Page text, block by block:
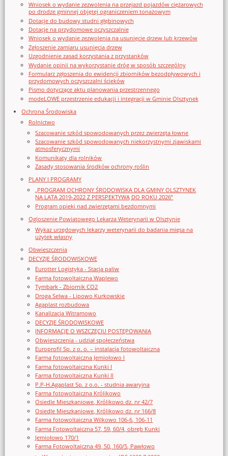
Wniosek o wydanie zezwolenia na przejazd pojazdów ciężarowych
po drodze gminnej objętej ograniczeniem tonażowym
Dotacje do budowy studni głębinowych
Dotacje na przydomowe oczyszczalnie
Wniosek o wydanie zezwolenia na usunięcie drzew lub krzewów
Zgłoszenie zamiaru usunięcia drzew
Uzgodnienie zasad korzystania z przystanków
Wydanie opinii na wykorzystanie dróg w sposób szczególny
Formularz zgłoszenia do ewidencji zbiorników bezodpływowych i
przydomowych oczyszczalni ścieków
Pismo dotyczące aktu planowania przestrzennego
modeLOWE przestrzenie edukacji i integracji w Gminie Olsztynek
Ochrona Środowiska
Rolnictwo
Szacowanie szkód spowodowanych przez zwierzęta łowne
Szacowanie szkód spowodowanych niekorzystnymi zjawiskami
atmosferycznymi
Komunikaty dla rolników
Zasady stosowania środków ochrony roślin
PLANY I PROGRAMY
„PROGRAM OCHRONY ŚRODOWISKA DLA GMINY OLSZTYNEK
NA LATA 2019-2022 Z PERSPEKTYWĄ DO ROKU 2026”
Program opieki nad zwierzętami bezdomnymi
Ogloszenie Powiatowego Lekarza Weterynarii w Olsztynie
Wykaz urzędowych lekarzy weterynarii do badania mięsa na
użytek własny
Obwieszczenia
DECYZJE ŚRODOWISKOWE
Eurotter Logistyka - Stacja paliw
Farma fotowoltaiczna Waplewo
Tymbark - Zbiornik CO2
Droga Selwa - Lipowo Kurkowskie
Agaplast rozbudowa
Kanalizacja Witramowo
DECYZJE ŚRODOWISKOWE
INFORMACJE O WSZCZĘCIU POSTĘPOWANIA
Obwieszczenia - udział społeczeństwa
Europrofil Sp. z o. o. – instalacja fotowoltaiczna
Farma fotowoltaiczna Jemiołowo I
Farma fotowoltaiczna Kunki I
Farma fotowoltaiczna Kunki II
P.P-H.Agaplast Sp. z o.o. - studnia awaryjna
Farma fotowoltaiczna Królikowo
Osiedle Mieszkaniowe, Królikowo dz. nr 42/7
Osiedle Mieszkaniowe, Królikowo dz. nr 166/8
Farma fotowoltaiczna Wilkowo 106-6, 106-11
Farma Fotowoltaiczna 57, 59, 60/4, obręb Kunki
Jemiołowo 170/1
Farma Fotowoltaiczna 49, 50, 160/5, Pawłowo